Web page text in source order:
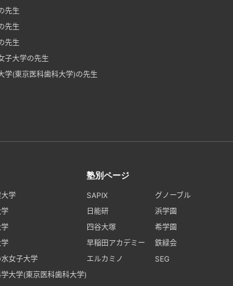
先生
先生
先生
子大学の先生
学(東京医科歯科大学)の先生
学
女子大学
大学(東京医科歯科大学)
塾別ページ
SAPIX
グノーブル
日能研
浜学園
四谷大塚
希学園
早稲田アカデミー
鉄緑会
エルカミノ
SEG